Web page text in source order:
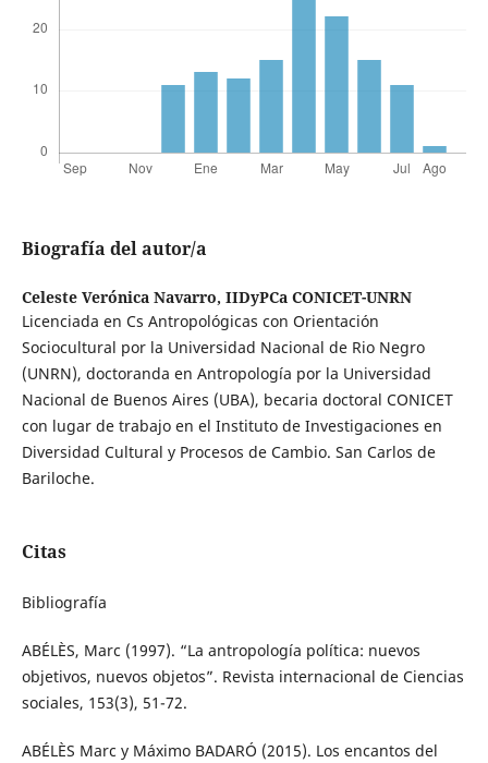
Biografía del autor/a
Celeste Verónica Navarro, IIDyPCa CONICET-UNRN
Licenciada en Cs Antropológicas con Orientación
Sociocultural por la Universidad Nacional de Rio Negro
(UNRN), doctoranda en Antropología por la Universidad
Nacional de Buenos Aires (UBA), becaria doctoral CONICET
con lugar de trabajo en el Instituto de Investigaciones en
Diversidad Cultural y Procesos de Cambio. San Carlos de
Bariloche.
Citas
Bibliografía
ABÉLÈS, Marc (1997). “La antropología política: nuevos
objetivos, nuevos objetos”. Revista internacional de Ciencias
sociales, 153(3), 51-72.
ABÉLÈS Marc y Máximo BADARÓ (2015). Los encantos del